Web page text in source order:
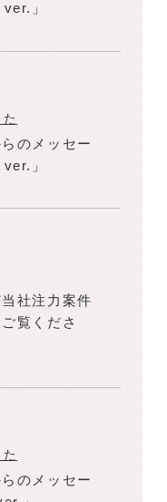
」
のメッセー
」
社注力案件
覧くださ
のメッセー